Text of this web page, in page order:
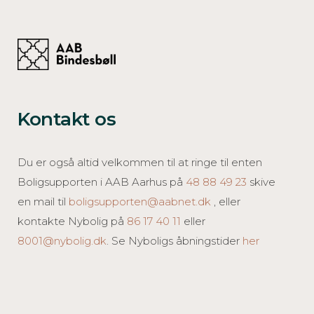
Kontakt os
Du er også altid velkommen til at ringe til enten
Boligsupporten i AAB Aarhus på 48 88 49 23 skive
en mail til boligsupporten@aabnet.dk , eller
kontakte Nybolig på 86 17 40 11 eller
8001@nybolig.dk . Se Nyboligs åbningstider her